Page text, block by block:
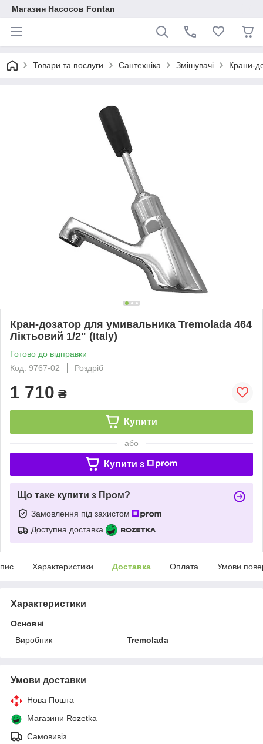
Магазин Насосов Fontan
Товари та послуги Сантехніка Змішувачі Крани-
Кран-дозатор для умивальника Tremolada 464
Ліктьовий 1/2" (Italy)
Готово до відправки
Код: 9767-02
Роздріб
1 710 ₴
Купити
або
Купити з
Що таке купити з Пром?
Замовлення під захистом
Доступна доставка
Характеристики Доставка Оплата Умови
Характеристики
Основні
Виробник
Tremolada
Умови доставки
Нова Пошта
Магазини Rozetka
Самовивіз